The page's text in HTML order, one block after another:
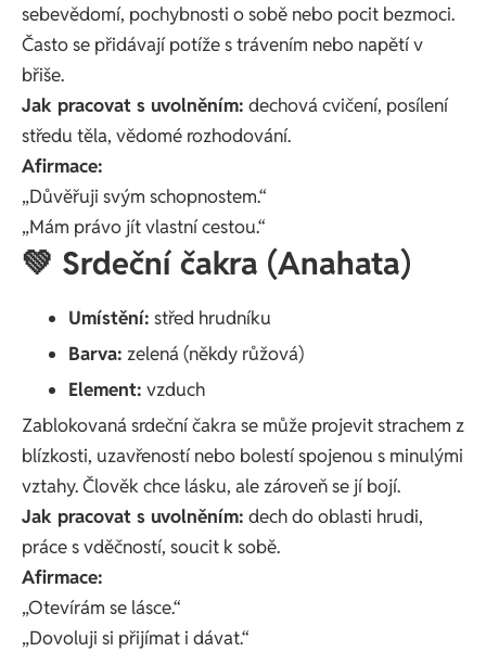
sebevědomí, pochybnosti o sobě nebo pocit bezmoci.
Často se přidávají potíže s trávením nebo napětí v
břiše.
Jak pracovat s uvolněním: dechová cvičení, posílení
středu těla, vědomé rozhodování.
Afirmace:
„Důvěřuji svým schopnostem.“
„Mám právo jít vlastní cestou.“
💚 Srdeční čakra (Anahata)
Umístění: střed hrudníku
Barva: zelená (někdy růžová)
Element: vzduch
Zablokovaná srdeční čakra se může projevit strachem z
blízkosti, uzavřeností nebo bolestí spojenou s minulými
vztahy. Člověk chce lásku, ale zároveň se jí bojí.
Jak pracovat s uvolněním: dech do oblasti hrudi,
práce s vděčností, soucit k sobě.
Afirmace:
„Otevírám se lásce.“
„Dovoluji si přijímat i dávat.“